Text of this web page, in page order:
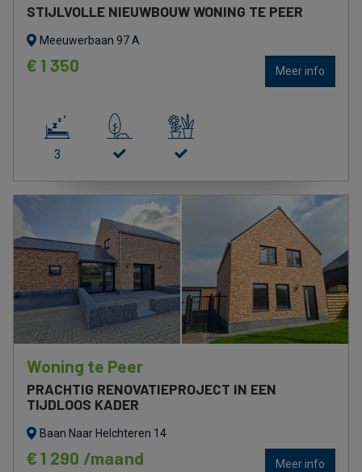
Meeuwerbaan 97 A
STIJLVOLLE NIEUWBOUW WONING TE PEER
€ 1 350 Meer info
3
Woning te Peer
Baan Naar Helchteren 14
PRACHTIG RENOVATIEPROJECT IN EEN
TIJDLOOS KADER
€ 1 290 /maand Meer info